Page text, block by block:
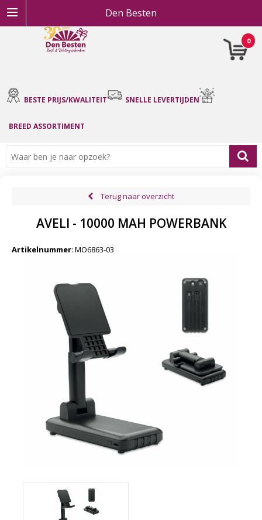
Den Besten
0
BESTE PRIJS/KWALITEIT SNELLE LEVERTIJDEN
BREED ASSORTIMENT
Terug naar overzicht
AVELI - 10000 MAH POWERBANK
Artikelnummer: MO6863-03